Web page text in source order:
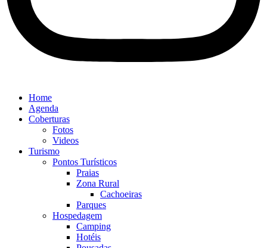
Home
Agenda
Coberturas
Fotos
Videos
Turismo
Pontos Turísticos
Praias
Zona Rural
Cachoeiras
Parques
Hospedagem
Camping
Hotéis